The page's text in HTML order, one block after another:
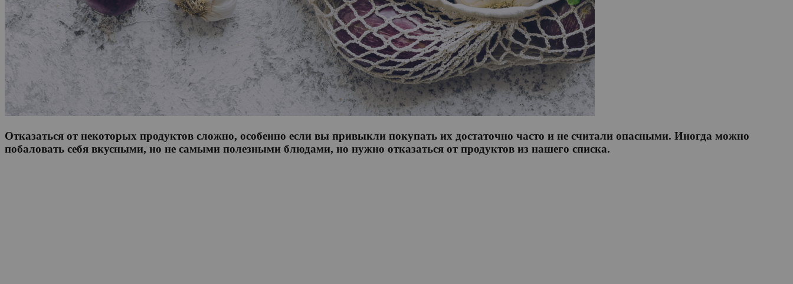
Отказаться от некоторых продуктов сложно, особенно если вы привыкли покупать их достаточно часто и не считали опасными. Иногда можно
побаловать себя вкусными, но не самыми полезными блюдами, но нужно отказаться от продуктов из нашего списка.